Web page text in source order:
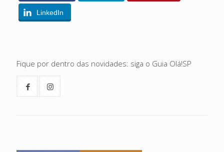
LinkedIn
Fique por dentro das novidades: siga o Guia Olá!SP